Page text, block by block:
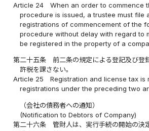
Article 24
When an order to commence
procedure is issued, a trustee must file
registrations of commencement of the
procedure without delay with regard to
be registered in the property of a
第二十五条
前二条の規定による登記及び登
許税を課さない。
Article 25
Registration and license tax is
registrations under the preceding two
（会社の債務者への通知）
(Notification to Debtors of Company)
第二十六条
管財人は、実行手続の開始の決